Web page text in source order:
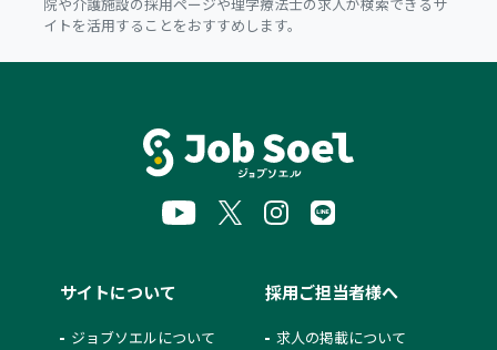
院や介護施設の採用ページや理学療法士の求人が検索できるサ
イトを活用することをおすすめします。
サイトについて
ジョブソエルについて
採用ご担当者様へ
求人の掲載について